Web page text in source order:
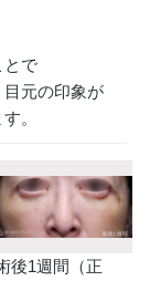
とで
元の印象が
。
後1週間（正